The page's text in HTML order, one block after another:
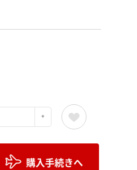
購入手続きへ